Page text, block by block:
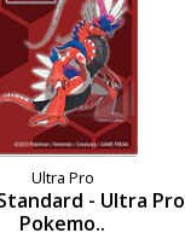
Ultra Pro
- Ultra Pro
Pokemo..